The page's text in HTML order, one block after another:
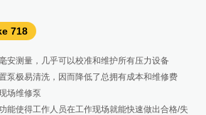
718
安测量，几乎可以校准和维护所有压力设备
泵极易清洗，因而降低了总拥有成本和维修费
场维修泵
能使得工作人员在工作现场就能快速做出合格/失
表
数表，并有超限报警
，可记录充放电时间
动对焦速快速查找和发现热斑或电气设备的温度
常问题。
ii900
大检查范围，快速准确地定位压缩空气系统中的
即使在嘈杂的环境中也是如此。
与可见光图像重叠，以帮助快速找到
备的振动测试
失中、不平衡、松动）实现板载识别和定位，使
，减少计划外停机
以直接从诊断屏幕快速评估机器总体运行状况
830
着反向间隙错误减少，进而达到更好的数据准确
轻松完成机器对中
的电子倾斜计实现灵活、可靠和可重复的测量
190-204-III
，查看分析复杂波形
耐用和精密
隔离输入
Fluke 729 Pro
（70 bar、1000psi）的压力。
输出调整，可调整至应用的值并对 HART压力变
号，24V电源，HART压力变送器故障排查，校准
产品手册
SV600
统集成
检造成的遗漏
5522A/5502A/5080A
方案，可校准万用表、钳形表、电能质量分析仪
业。
1586A
于温度探头和传感器的高精度校准，也可做温度
风电行业。
754
号，24V电源，HART压力变送器故障排查，校
、热电偶、频率和电阻，以测试传感器、变
BT521
直流和交流电压、直流和交流电流、纹波电压、
自动或手动序列测试，无需在每次需要保存测量
125B
表
表频宽
实现简单易用，无需手动操作
Fluke 1555KIT
所有应用
V 安全等级
Fluke 1625-2 KIT
地桩）
用地桩）
1 个钳口）
口）
Fluke 1775
GB报告
功能强大：瞬态电压采样率高达20MS/s，峰值
量：增加2-9kHz高频谐波，9-30kHz超谐波
377FC
FieldSense™ 技术无需触碰带电电线
三相电压和电流测试
Fluke 730系列
2.5kPa - 10000 psi/69Mpa
），30PSIA （207kPa），
（2Mpa）
程，可选精度0.02% 满量程
773
4 至 20 mA 信号
I/O 的 mA 信号
20 mA 量程百分比的双背光显示屏
805
将因倾斜或按力引起的测量偏差程度小。
高质量的测量数据
和轴承状况问题的严重度
Fluke 985
为 0.3 - 10.0 µm：即使是要求 ISO Class 5 – 9
行精确测量
屏：简易导航，且可通过直观图标和大字体选项
4000
144 mm 彩色显示屏
波器模式、矢量图、记录仪功能
件，以及 4 MB RAM 数据存储器
Fluke VT06
多细节
无惧严酷工业环境
位被测目标
MDA-550 III
步式电压和电流连接图，使变频驱动器的设置和
的测试程序收集数据，无需进行复杂的配置
生成专业的调整前/调整后电机驱动器故障排除报
UAT-620
各种应用中定位和跟踪带电和不带电的缆线或管
所连接的附件自动选择正确的定位功能，并且可
试频率
DSX2-8000 CH
试
件创建专业的测试报告
包
端面认证
器端面视
3-35
700PTP-1
600 psi (40 bar) 的压力
进行清洗
立的低压力校准源
或730系列压力表
700HTP-2
10000 psi (690 bar) 的压力
液压油作为高压输入
用于精细的压力调节
或730系列压力表